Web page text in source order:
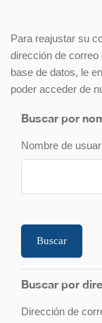
Para reajustar su
dirección de
base de datos, le
poder acceder de
Buscar por
Nombre de
Buscar por
Dirección de